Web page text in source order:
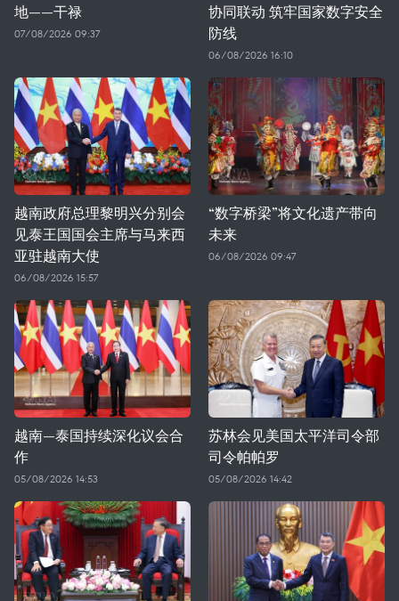
地——干禄
07/08/2026 09:37
协同联动 筑牢国家数字安全
防线
06/08/2026 16:10
越南政府总理黎明兴分别会
见泰王国国会主席与马来西
亚驻越南大使
06/08/2026 15:57
“数字桥梁”将文化遗产带向
未来
06/08/2026 09:47
越南—泰国持续深化议会合
作
05/08/2026 14:53
苏林会见美国太平洋司令部
司令帕帕罗
05/08/2026 14:42